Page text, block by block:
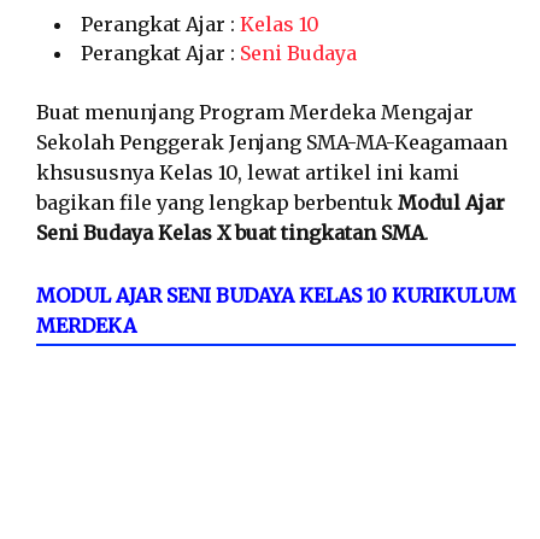
Perangkat Ajar : Kelas 10
Perangkat Ajar : Seni Budaya
Buat menunjang Program Merdeka Mengajar
Sekolah Penggerak Jenjang SMA-MA-Keagamaan
khsususnya Kelas 10, lewat artikel ini kami
bagikan file yang lengkap berbentuk Modul Ajar
Seni Budaya Kelas X buat tingkatan SMA.
MODUL AJAR SENI BUDAYA KELAS 10 KURIKULUM
MERDEKA